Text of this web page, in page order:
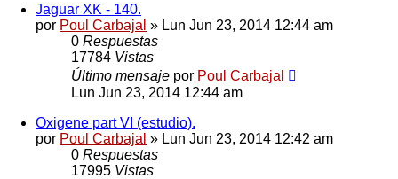
Jaguar XK - 140.
por Poul Carbajal » Lun Jun 23, 2014 12:44 am
0 Respuestas
17784 Vistas
Último mensaje por Poul Carbajal
Lun Jun 23, 2014 12:44 am
Oxigene part VI (estudio).
por Poul Carbajal » Lun Jun 23, 2014 12:42 am
0 Respuestas
17995 Vistas